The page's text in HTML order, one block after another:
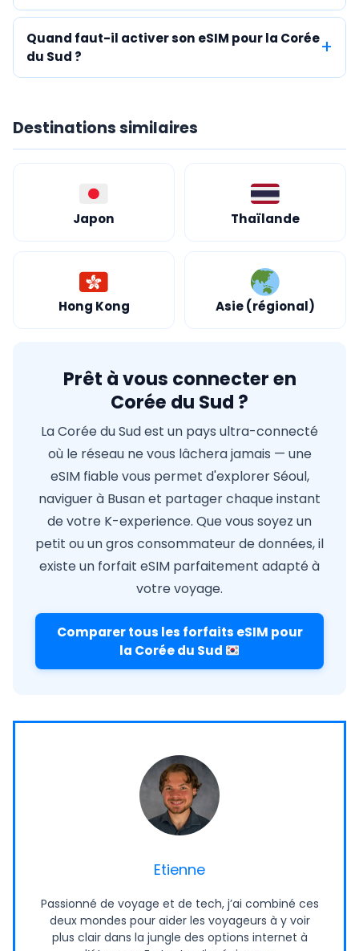
Quand faut-il activer son eSIM pour la Corée
du Sud ?
Destinations similaires
Japon Thaïlande
Hong Kong Asie (régional)
Prêt à vous connecter en
Corée du Sud ?
La Corée du Sud est un pays ultra-connecté
où le réseau ne vous lâchera jamais — une
eSIM fiable vous permet d'explorer Séoul,
naviguer à Busan et partager chaque instant
de votre K-experience. Que vous soyez un
petit ou un gros consommateur de données, il
existe un forfait eSIM parfaitement adapté à
votre voyage.
Comparer tous les forfaits eSIM pour
la Corée du Sud
Etienne
Passionné de voyage et de tech, j’ai combiné ces
deux mondes pour aider les voyageurs à y voir
plus clair dans la jungle des options internet à